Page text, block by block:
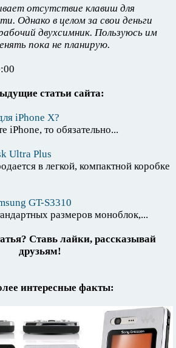
отсутствие клавиш для
Однако в целом за свои деньги
двухсимник. Пользуюсь им
пока не планирую.
статьи сайта:
iPhone X?
iPhone, то обязательно...
Ultra Plus
в легкой, компактной коробке
GT-S3310
размеров моноблок,...
Ставь лайки, рассказывай
друзьям!
интересные факты: